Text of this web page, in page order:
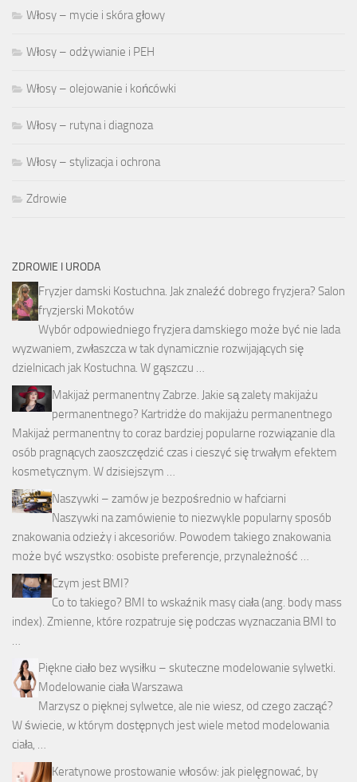
Włosy – mycie i skóra głowy
Włosy – odżywianie i PEH
Włosy – olejowanie i końcówki
Włosy – rutyna i diagnoza
Włosy – stylizacja i ochrona
Zdrowie
ZDROWIE I URODA
Fryzjer damski Kostuchna. Jak znaleźć dobrego fryzjera? Salon
fryzjerski Mokotów
Wybór odpowiedniego fryzjera damskiego może być nie lada
wyzwaniem, zwłaszcza w tak dynamicznie rozwijających się
dzielnicach jak Kostuchna. W gąszczu …
Makijaż permanentny Zabrze. Jakie są zalety makijażu
permanentnego? Kartridże do makijażu permanentnego
Makijaż permanentny to coraz bardziej popularne rozwiązanie dla
osób pragnących zaoszczędzić czas i cieszyć się trwałym efektem
kosmetycznym. W dzisiejszym …
Naszywki – zamów je bezpośrednio w hafciarni
Naszywki na zamówienie to niezwykle popularny sposób
znakowania odzieży i akcesoriów. Powodem takiego znakowania
może być wszystko: osobiste preferencje, przynależność …
Czym jest BMI?
Co to takiego? BMI to wskaźnik masy ciała (ang. body mass
index). Zmienne, które rozpatruje się podczas wyznaczania BMI to
…
Piękne ciało bez wysiłku – skuteczne modelowanie sylwetki.
Modelowanie ciała Warszawa
Marzysz o pięknej sylwetce, ale nie wiesz, od czego zacząć?
W świecie, w którym dostępnych jest wiele metod modelowania
ciała, …
Keratynowe prostowanie włosów: jak pielęgnować, by